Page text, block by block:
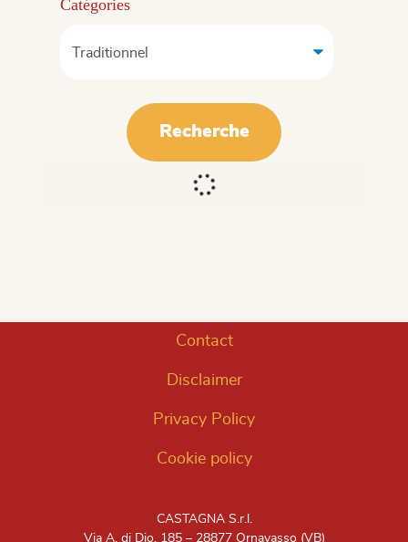
Catégories
Recherche
Contact
Disclaimer
Privacy Policy
Cookie policy
CASTAGNA S.r.l.
Via A. di Dio, 185 – 28877 Ornavasso (VB)